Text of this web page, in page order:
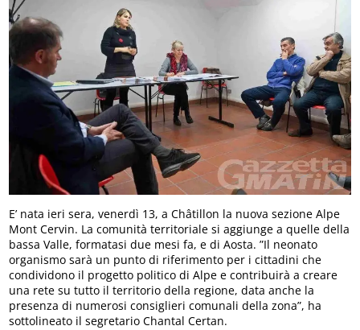
E’ nata ieri sera, venerdì 13, a Châtillon la nuova sezione Alpe
Mont Cervin. La comunità territoriale si aggiunge a quelle della
bassa Valle, formatasi due mesi fa, e di Aosta. ”Il neonato
organismo sarà un punto di riferimento per i cittadini che
condividono il progetto politico di Alpe e contribuirà a creare
una rete su tutto il territorio della regione, data anche la
presenza di numerosi consiglieri comunali della zona”, ha
sottolineato il segretario Chantal Certan.